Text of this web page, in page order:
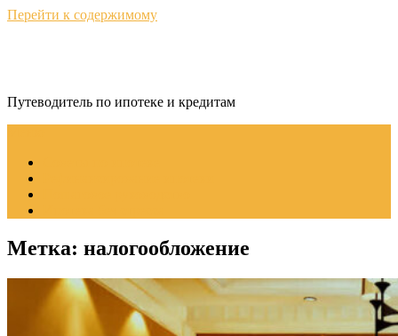
Перейти к содержимому
Путеводитель по ипотеке и кредитам
Метка: налогообложение